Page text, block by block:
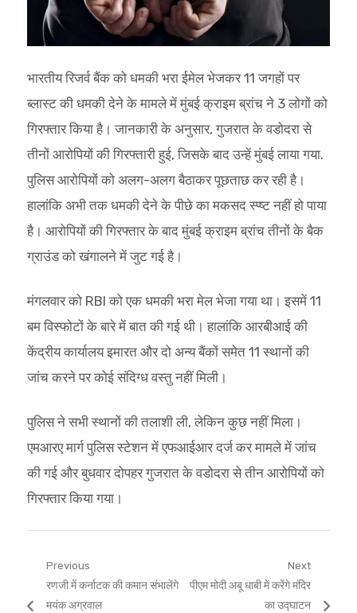
भारतीय रिजर्व बैंक को धमकी भरा ईमेल भेजकर 11 जगहों पर
ब्लास्ट की धमकी देने के मामले में मुंबई क्राइम ब्रांच ने 3 लोगों को
गिरफ्तार किया है। जानकारी के अनुसार, गुजरात के वडोदरा से
तीनों आरोपियों की गिरफ्तारी हुई, जिसके बाद उन्हें मुंबई लाया गया.
पुलिस आरोपियों को अलग-अलग बैठाकर पूछताछ कर रही है।
हालांकि अभी तक धमकी देने के पीछे का मकसद स्प्ष्ट नहीं हो पाया
है। आरोपियों की गिरफ्तार के बाद मुंबई क्राइम ब्रांच तीनों के बैक
ग्राउंड को खंगालने में जुट गई है।
मंगलवार को RBI को एक धमकी भरा मेल भेजा गया था। इसमें 11
बम विस्फोटों के बारे में बात की गई थी। हालांकि आरबीआई की
केंद्रीय कार्यालय इमारत और दो अन्य बैंकों समेत 11 स्थानों की
जांच करने पर कोई संदिग्ध वस्तु नहीं मिली।
पुलिस ने सभी स्थानों की तलाशी ली, लेकिन कुछ नहीं मिला।
एमआरए मार्ग पुलिस स्टेशन में एफआईआर दर्ज कर मामले में जांच
की गई और बुधवार दोपहर गुजरात के वडोदरा से तीन आरोपियों को
गिरफ्तार किया गया।
Post
navigation
Previous
Previous
post:
रणजी में कर्नाटक की कमान संभालेंगे
मयंक अग्रवाल
Next
Next
पीएम मोदी अबू धाबी में करेंगे मंदिर
का उद्घाटन